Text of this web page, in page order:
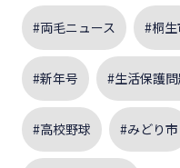
#両毛ニュース #桐生
#新年号 #生活保護
#高校野球 #みどり市